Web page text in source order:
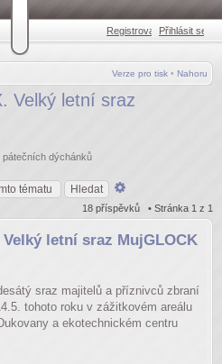
Registrovat •Přihlásit se
Nahoru
Verze pro tisk •
Velký letní sraz
dýchánků
18 příspěvků • Stránka 1 z 1
Velký letní sraz MujGLOCK
sraz majitelů a příznivců zbraní
tohoto roku v zážitkovém areálu
a ekotechnickém centru